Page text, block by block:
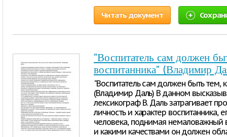
Читать документ
"Воспитатель сам должен
воспитанника" (Владимир
"Воспитатель сам должен быть тем,
(Владимир Даль) В данном
лексикограф В. Даль затрагивает
личность и характер воспитанника,
человека, поднимая немаловажный
и какими качествами он должен